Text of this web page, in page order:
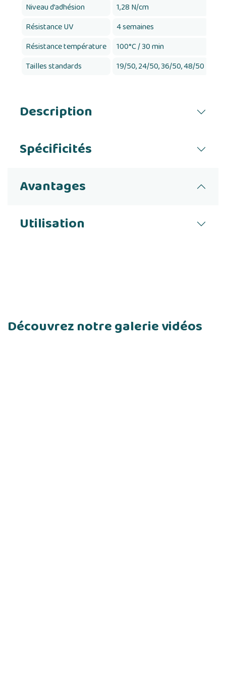
Niveau d’adhésion
1,28 N/cm
Résistance UV
4 semaines
Résistance température
100°C / 30 min
Tailles standards
19/50, 24/50, 36/50, 48/50
Description
Spécificités
Avantages
Utilisation
Découvrez notre galerie vidéos